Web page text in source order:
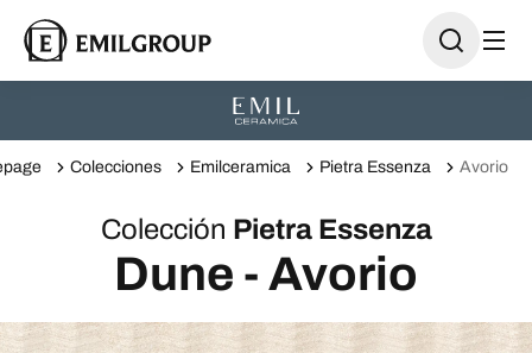
Colecciones Emilceramica Pietra Essenza Avorio
Colección Pietra Essenza
Dune - Avorio